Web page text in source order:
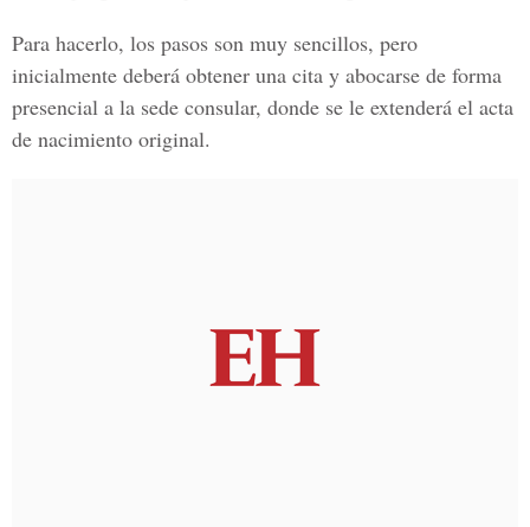
Para hacerlo, los pasos son muy sencillos, pero
inicialmente deberá obtener una cita y abocarse de forma
presencial a la sede consular, donde se le extenderá el acta
de nacimiento original.